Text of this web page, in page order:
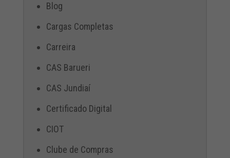
Blog
Cargas Completas
Carreira
CAS Barueri
CAS Jundiaí
Certificado Digital
CIOT
Clube de Compras